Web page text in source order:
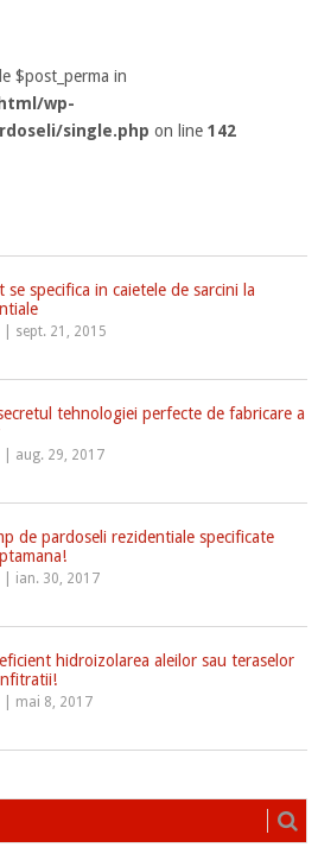
$post_perma in
wp-
single.php on line 142
specifica in caietele de sarcini la
sept. 21, 2015
tehnologiei perfecte de fabricare a
aug. 29, 2017
de pardoseli rezidentiale specificate
ian. 30, 2017
hidroizolarea aleilor sau teraselor
mai 8, 2017